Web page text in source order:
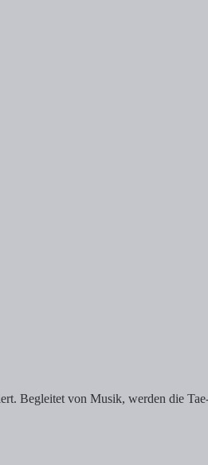
Begleitet von Musik, werden die